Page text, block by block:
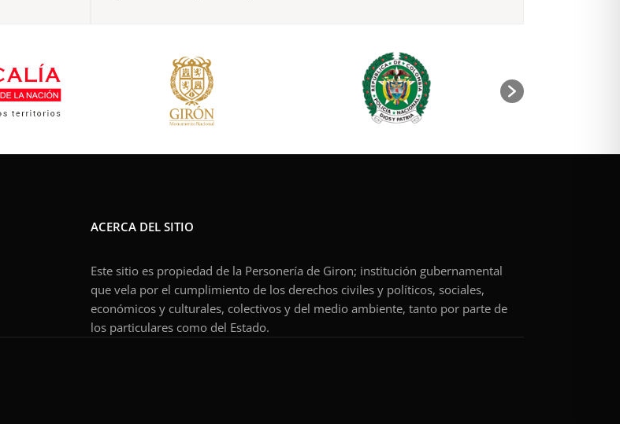
ACERCA DEL SITIO
Este sitio es propiedad de la Personería de Giron; institución gubernamental
que vela por el cumplimiento de los derechos civiles y políticos, sociales,
económicos y culturales, colectivos y del medio ambiente, tanto por parte de
los particulares como del Estado.